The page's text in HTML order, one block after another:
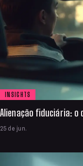
INSIGHTS
Alienação fiduciária: o
25 de jun.